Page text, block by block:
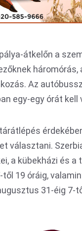
átkelőn a
háromórás,
Az
egy-egy órát kell
választani.
a kübekházi és a
től 19 óráig,
31-éig 7-